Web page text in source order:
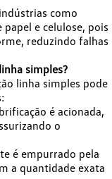
como
e celulose, pois
reduzindo falhas
simples?
linha simples pode
é acionada,
o
é empurrado pela
a quantidade exata